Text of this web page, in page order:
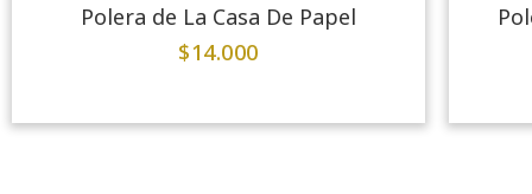
Polera de La Casa De Papel
$14.000